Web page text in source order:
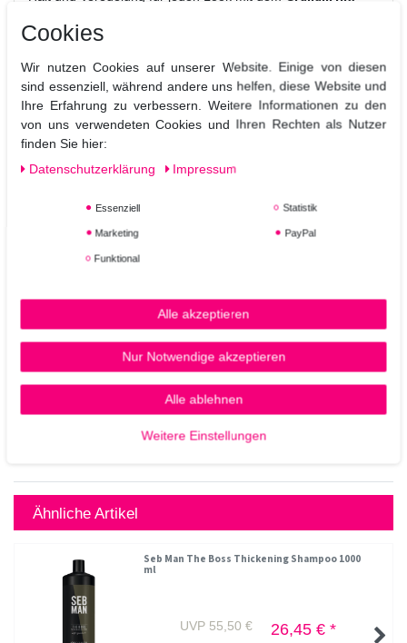
festigendes Haarspray für dauerhafte Looks und ein
die Widerstandsfähigkeit gegen äußere Einflüsse.
Anwendung:
Ins frottierte Haar sprühen und in Form bringen. Als Finish
zunächst in die Handflächen oder direkt auf das trockene
Haar und die fertige Frisur geben.
Ähnliche Artikel
Seb Man The Boss Thickening Shampoo 1000
ml
UVP 55,50 € 26,45 € *
Cookies
Wir nutzen Cookies auf unserer Website. Einige von diesen
sind essenziell, während andere uns helfen, diese Website und
Ihre Erfahrung zu verbessern. Weitere Informationen zu den
von uns verwendeten Cookies und Ihren Rechten als Nutzer
finden Sie hier:
Daten­schutz­erklärung
Impressum
Essenziell Statistik
Marketing PayPal
Funktional
Alle akzeptieren
Nur Notwendige akzeptieren
Alle ablehnen
Weitere Einstellungen